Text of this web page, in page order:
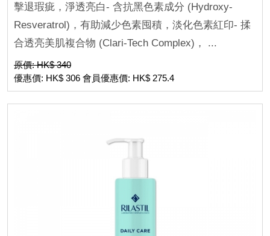
擊退瑕疵，淨透亮白- 含抗黑色素成分 (Hydroxy-
Resveratrol)，有助減少色素囤積，淡化色素紅印- 揉
合透亮美肌複合物 (Clari-Tech Complex)， ...
原價: HK$ 340
優惠價: HK$ 306 會員優惠價: HK$ 275.4